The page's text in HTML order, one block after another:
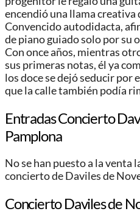
encendió una llama creativa
Convencido autodidacta,
de piano guiado solo por su
Con once años, mientras
sus primeras notas, él ya
los doce se dejó seducir por
que la calle también podía
Entradas Concierto
Pamplona
No se han puesto a la venta
concierto de Daviles de
Concierto Daviles de